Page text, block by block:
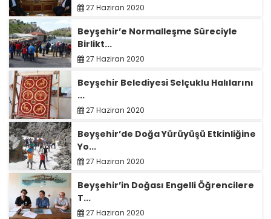
27 Haziran 2020
Beyşehir’e Normalleşme Süreciyle
Birlikt...
27 Haziran 2020
Beyşehir Belediyesi Selçuklu Halılarını
...
27 Haziran 2020
Beyşehir’de Doğa Yürüyüşü Etkinliğine
Yo...
27 Haziran 2020
Beyşehir’in Doğası Engelli Öğrencilere
T...
27 Haziran 2020